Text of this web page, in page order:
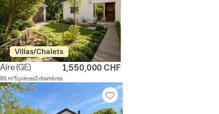
Villas/Chalets
Aïre (GE)
86 m²5 pièces3 chambres
1,550,000 CHF